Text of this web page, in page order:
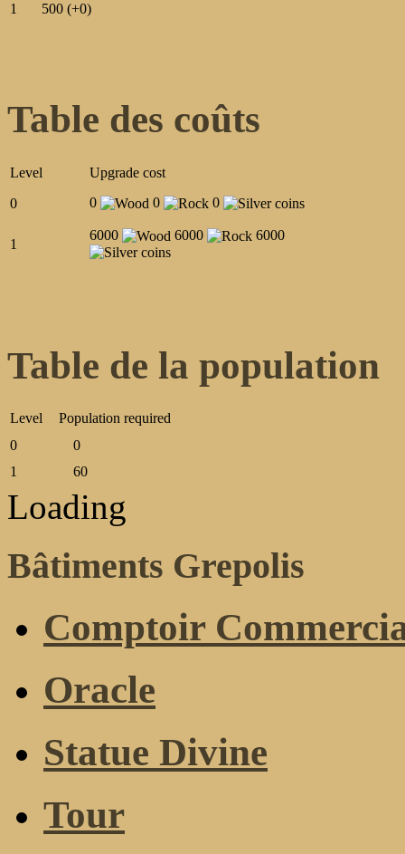
1 500 (+0)
Table des coûts
Level
Upgrade cost
0
0 0 0
1
6000 6000 6000
Table de la population
Level
Population required
0
0
1
60
Loading
Bâtiments Grepolis
Comptoir
Oracle
Statue Divine
Tour